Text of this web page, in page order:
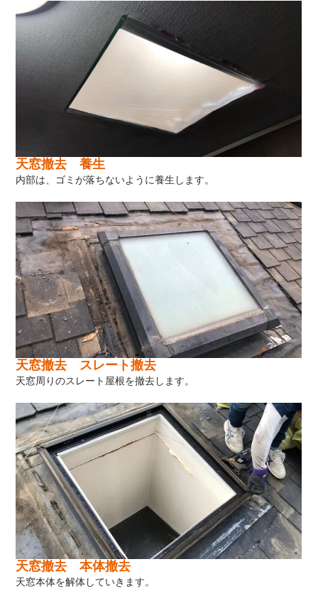
天窓撤去 養生
内部は、ゴミが落ちないように養生します。
天窓撤去 スレート撤去
天窓周りのスレート屋根を撤去します。
天窓撤去 本体撤去
天窓本体を解体していきます。